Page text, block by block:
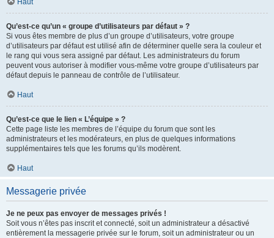
Haut
Qu’est-ce qu’un « groupe d’utilisateurs par défaut » ?
Si vous êtes membre de plus d’un groupe d’utilisateurs, votre groupe
d’utilisateurs par défaut est utilisé afin de déterminer quelle sera la couleur et
le rang qui vous sera assigné par défaut. Les administrateurs du forum
peuvent vous autoriser à modifier vous-même votre groupe d’utilisateurs par
défaut depuis le panneau de contrôle de l’utilisateur.
Haut
Qu’est-ce que le lien « L’équipe » ?
Cette page liste les membres de l’équipe du forum que sont les
administrateurs et les modérateurs, en plus de quelques informations
supplémentaires tels que les forums qu’ils modèrent.
Haut
Messagerie privée
Je ne peux pas envoyer de messages privés !
Soit vous n’êtes pas inscrit et connecté, soit un administrateur a désactivé
entièrement la messagerie privée sur le forum, soit un administrateur ou un